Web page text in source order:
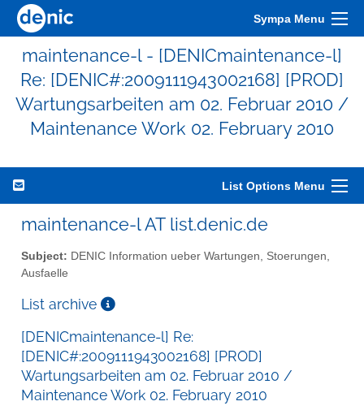
Sympa Menu
maintenance-l - [DENICmaintenance-l]
Re: [DENIC#:2009111943002168] [PROD]
Wartungsarbeiten am 02. Februar 2010 /
Maintenance Work 02. February 2010
List Options Menu
maintenance-l AT list.denic.de
Subject: DENIC Information ueber Wartungen, Stoerungen,
Ausfaelle
List archive
[DENICmaintenance-l] Re:
[DENIC#:2009111943002168] [PROD]
Wartungsarbeiten am 02. Februar 2010 /
Maintenance Work 02. February 2010